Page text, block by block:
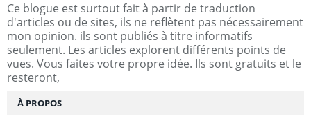
Ce blogue est surtout fait à partir de traduction
d'articles ou de sites, ils ne reflètent pas nécessairement
mon opinion. ils sont publiés à titre informatifs
seulement. Les articles explorent différents points de
vues. Vous faites votre propre idée. Ils sont gratuits et le
resteront,
À PROPOS